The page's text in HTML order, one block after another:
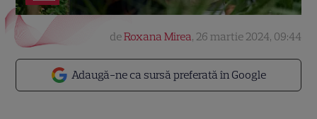
Adaugă-ne ca sursă preferată în Google
deRoxana Mirea, 26 martie 2024, 09:44